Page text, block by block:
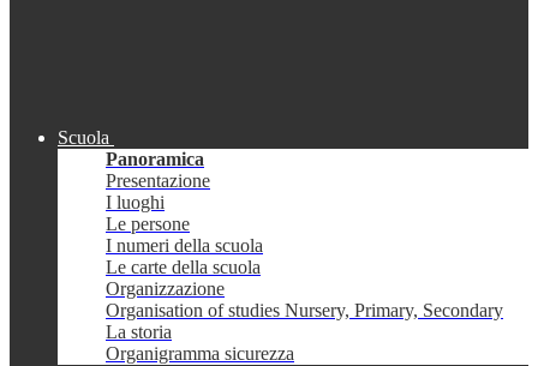
Scuola
Panoramica
Presentazione
I luoghi
Le persone
I numeri della scuola
Le carte della scuola
Organizzazione
Organisation of studies Nursery, Primary, Secondary
La storia
Organigramma sicurezza